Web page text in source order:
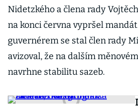
Nidetzkého a člena rady
na konci června vypršel
guvernérem se stal člen rady
avizoval, že na dalším
navrhne stabilitu sazeb.